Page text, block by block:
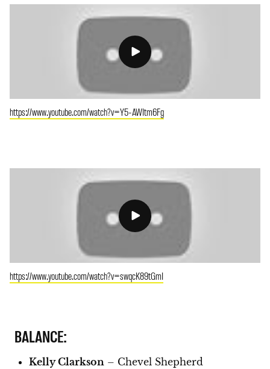
https://www.youtube.com/watch?v=Y5-AWItm6Fg
https://www.youtube.com/watch?v=swqcK89tGmI
BALANCE:
Kelly Clarkson – Chevel Shepherd